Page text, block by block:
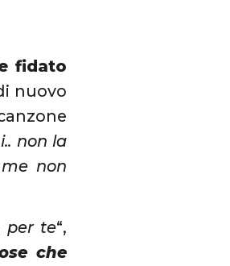
fidato
nuovo
non la
non
per te“,
che